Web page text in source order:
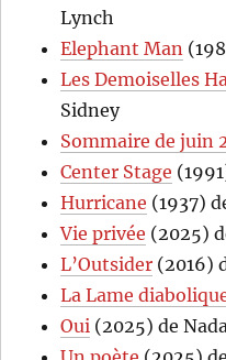
Lynch
Elephant Man
Les Demoiselles
Sidney
Sommaire de juin
Center Stage
Hurricane (1937)
Vie privée (2025)
L’Outsider (2016)
La Lame
Oui (2025) de